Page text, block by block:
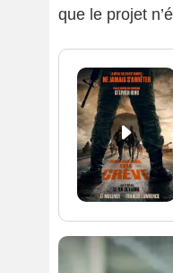
que le projet